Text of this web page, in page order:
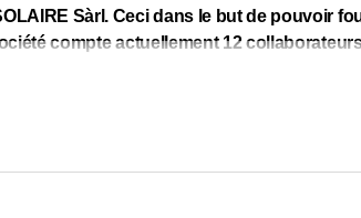
Sàrl. Ceci dans le but de pouvoir
compte actuellement 12